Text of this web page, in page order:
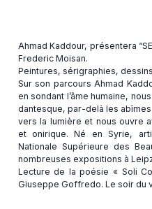
Ahmad Kaddour, présentera
Frederic Moisan.
Peintures, sérigraphies,
Sur son parcours Ahmad
en sondant l’âme humaine,
dantesque, par-delà les
vers la lumière et nous ouvre
et onirique. Né en Syrie,
Nationale Supérieure des
nombreuses expositions à
Lecture de la poésie « Soli